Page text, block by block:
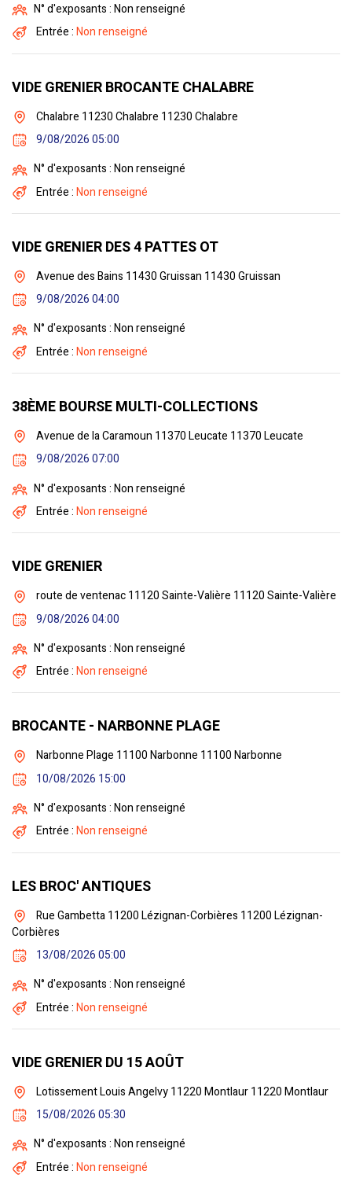
N° d'exposants : Non renseigné
Entrée :Non renseigné
VIDE GRENIER BROCANTE CHALABRE
Chalabre 11230 Chalabre 11230 Chalabre
9/08/2026 05:00
N° d'exposants : Non renseigné
Entrée :Non renseigné
VIDE GRENIER DES 4 PATTES OT
Avenue des Bains 11430 Gruissan 11430 Gruissan
9/08/2026 04:00
N° d'exposants : Non renseigné
Entrée :Non renseigné
38ÈME BOURSE MULTI-COLLECTIONS
Avenue de la Caramoun 11370 Leucate 11370 Leucate
9/08/2026 07:00
N° d'exposants : Non renseigné
Entrée :Non renseigné
VIDE GRENIER
route de ventenac 11120 Sainte-Valière 11120 Sainte-Valière
9/08/2026 04:00
N° d'exposants : Non renseigné
Entrée :Non renseigné
BROCANTE - NARBONNE PLAGE
Narbonne Plage 11100 Narbonne 11100 Narbonne
10/08/2026 15:00
N° d'exposants : Non renseigné
Entrée :Non renseigné
LES BROC' ANTIQUES
Rue Gambetta 11200 Lézignan-Corbières 11200 Lézignan-
Corbières
13/08/2026 05:00
N° d'exposants : Non renseigné
Entrée :Non renseigné
VIDE GRENIER DU 15 AOÛT
Lotissement Louis Angelvy 11220 Montlaur 11220 Montlaur
15/08/2026 05:30
N° d'exposants : Non renseigné
Entrée :Non renseigné